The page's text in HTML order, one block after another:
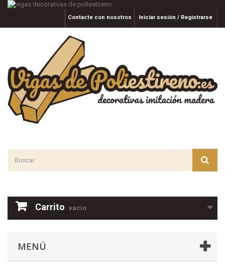
Iniciar sesión / Registrarse
Contacte con nosotros
Carrito vacío
MENÚ